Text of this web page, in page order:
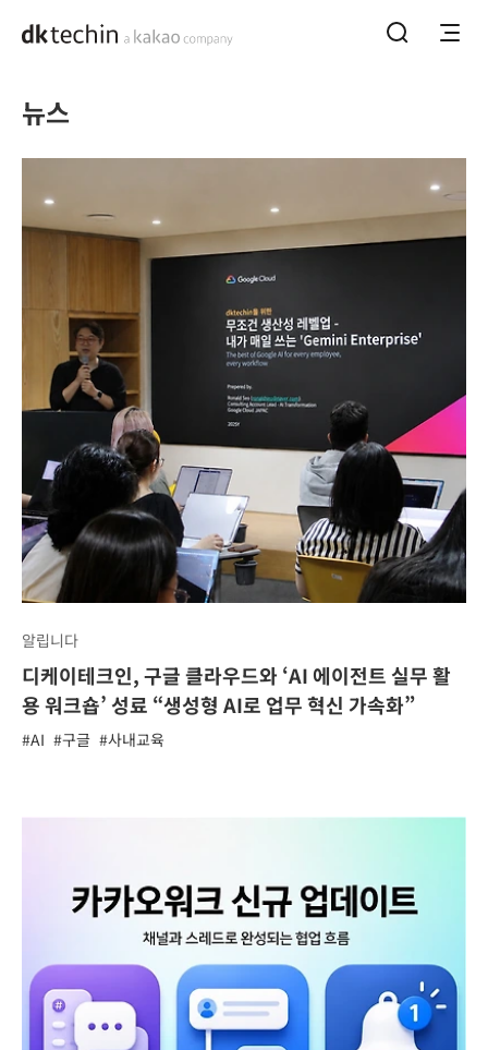
뉴스
알립니다
디케이테크인, 구글 클라우드와 ‘AI 에이전트 실무 활
용 워크숍’ 성료 “생성형 AI로 업무 혁신 가속화”
#AI #구글 #사내교육